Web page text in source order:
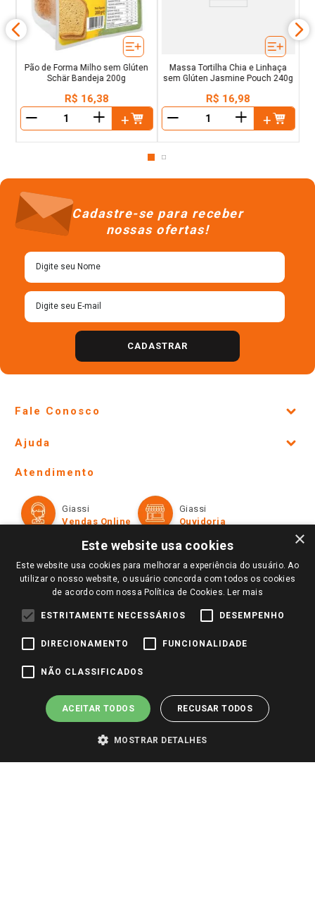
Pão de Forma Milho sem Glúten
Schär Bandeja 200g
R$ 16,38
＋
Massa Tortilha Chia e Linhaça
sem Glúten Jasmine Pouch 240g
R$ 16,98
＋
Cadastre-se para receber
nossas ofertas!
CADASTRAR
Fale Conosco
Lojas Físicas e Horários
Ofertas
Televendas
Perguntas frequentes
Trabalhe Conosco
Identidade Visual
Ajuda
Formas de Pagamento
Políticas de entrega
Trocas e Devoluções
Atendimento
Giassi
Vendas Online
Giassi
Ouvidoria
Redes Sociais
Pagamento e Segurança
×
Este website usa cookies
Este website usa cookies para melhorar a experiência do usuário. Ao
utilizar o nosso website, o usuário concorda com todos os cookies
de acordo com nossa Política de Cookies. Ler mais
ESTRITAMENTE NECESSÁRIOS DESEMPENHO
DIRECIONAMENTO FUNCIONALIDADE
NÃO CLASSIFICADOS
ACEITAR TODOS RECUSAR TODOS
MOSTRAR DETALHES